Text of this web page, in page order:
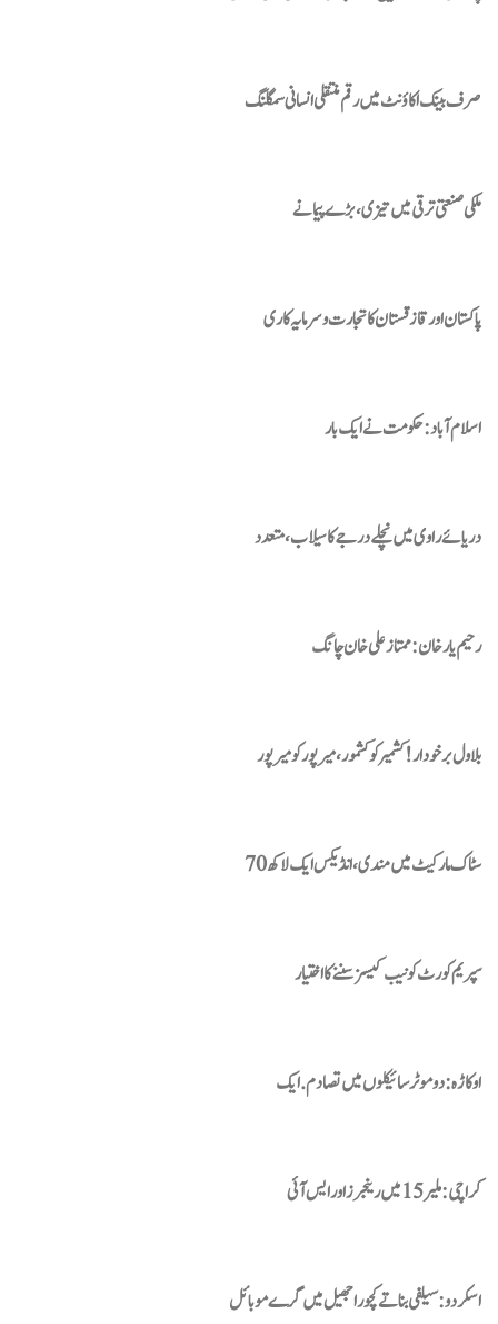
صرف بینک اکاؤنٹ میں رقم منتقلی انسانی سمگلنگ
ملکی صنعتی ترقی میں تیزی ، بڑے پیمانے
پاکستان اور قازقستان کا تجارت و سرمایہ کاری
اسلام آباد : حکومت نے ایک بار
دریائے راوی میں نچلے درجے کا سیلاب، متعدد
رحیم یار خان : ممتاز علی خان چانگ
بلاول برخودار! کشمیر کو کشمور، میرپور کو میرپور
سٹاک مارکیٹ میں مندی، انڈیکس ایک لاکھ 70
سپریم کورٹ کو نیب کیسز سننے کا اختیار
اوکاڑہ : دو موٹر سائیکلوں میں تصادم. ایک
کراچی: ملیر 15 میں رینجرز اور ایس آئی
اسکردو: سیلفی بناتے کچورا جھیل میں گرے موبائل